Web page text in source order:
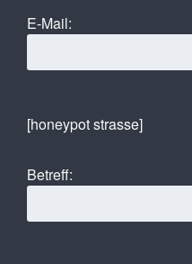
E-Mail:
[honeypot strasse]
Betreff: